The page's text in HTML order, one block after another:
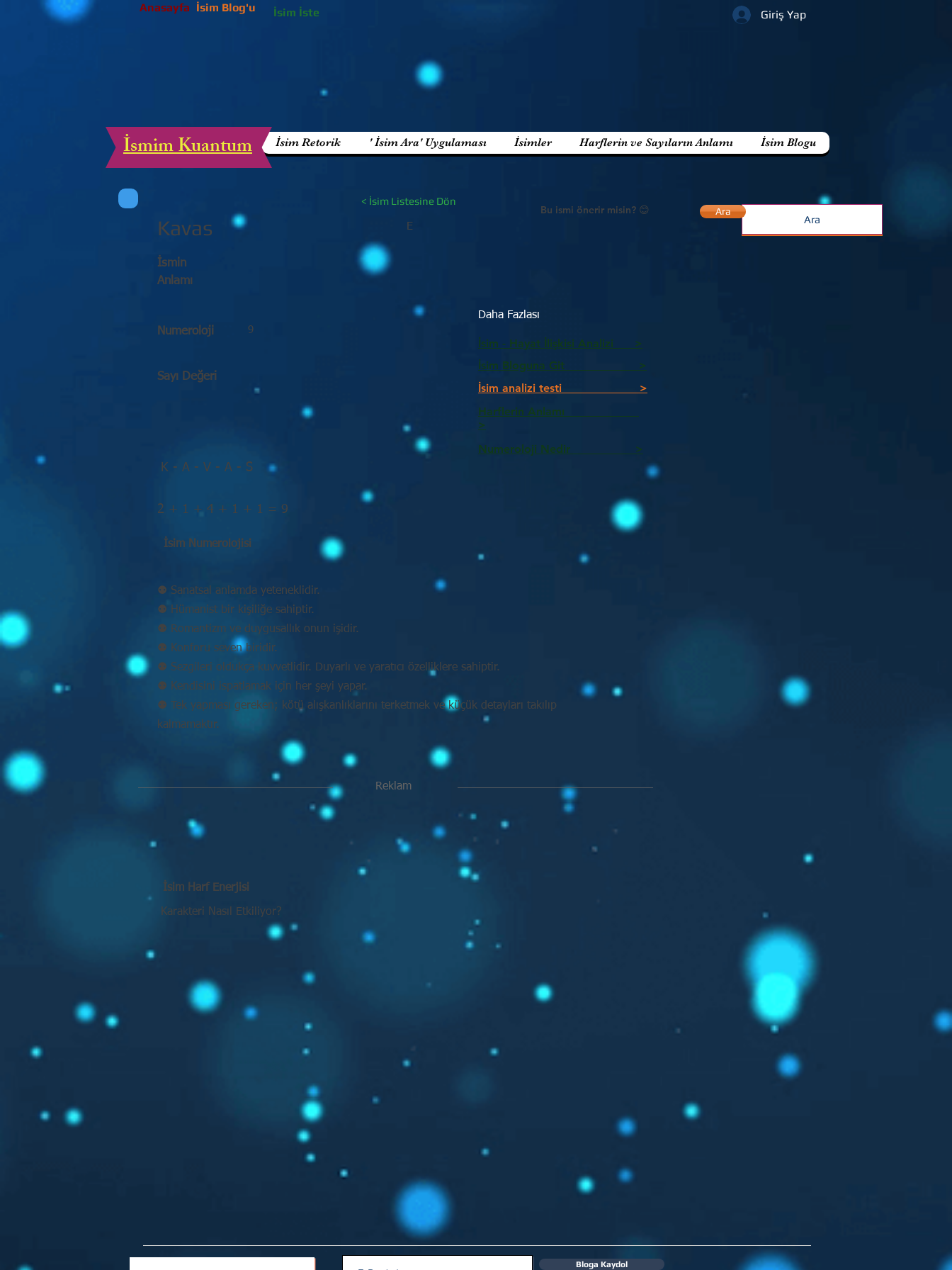
Anasayfa
Giriş Yap
İsim Blog'u İsim İste
İsim Retorik ' İsim Ara' Uygulaması İsimler Harflerin ve Sayıların Anlamı İsim Blogu
İsmim Kuantum
< İsim Listesine Dön
Kavas E
Bu ismi önerir misin? 😊
İsmin
Anlamı
Numeroloji 9
Sayı Değeri
K - A - V - A - S
Daha Fazlası
İsim - Hayat İlişkisi Analizi >
İsim Bloguna Git >
İsim analizi testi >
Harflerin Anlamı
>
Numeroloji Nedir_________ >
2 + 1 + 4 + 1 + 1 = 9
İsim Numerolojisi
⚉ Sanatsal anlamda yeteneklidir.
⚉ Hümanist bir kişiliğe sahiptir.
⚉ Romantizm ve duygusallık onun işidir.
⚉ Konforu seven biridir.
⚉ Sezgileri oldukça kuvvetlidir. Duyarlı ve yaratıcı özelliklere sahiptir.
⚉ Kendisini ispatlamak için her şeyi yapar.
⚉ Tek yapması gereken; kötü alışkanlıklarını terketmek ve küçük detayları takılıp
kalmamaktır.
Reklam
İsim Harf Enerjisi
Karakteri Nasıl Etkiliyor?
Ara
Bloga Kaydol